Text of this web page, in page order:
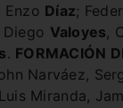
Enzo Díaz;
Diego Valoyes,
. FORMACIÓN
Narváez,
Miranda,